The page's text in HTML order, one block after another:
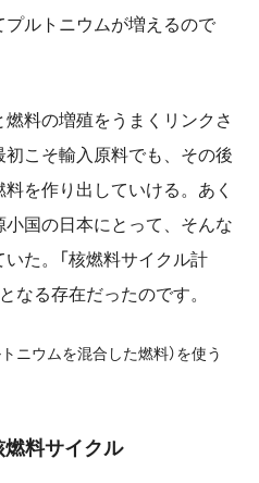
ルトニウムが増えるので
料の増殖をうまくリンクさ
こそ輸入原料でも、その後
を作り出していける。あく
国の日本にとって、そんな
た。「核燃料サイクル計
なる存在だったのです。
ニウムを混合した燃料）を使う
料サイクル